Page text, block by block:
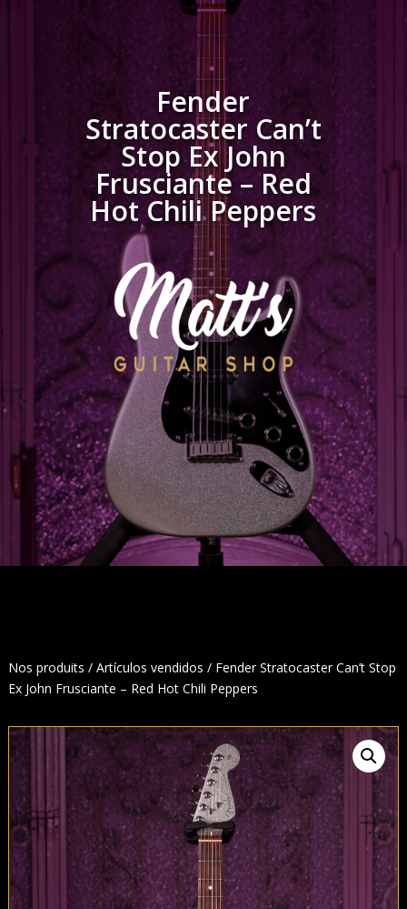
Fender
Stratocaster Can’t
Stop Ex John
Frusciante – Red
Hot Chili Peppers
Nos produits / Artículos vendidos / Fender Stratocaster Can’t Stop
Ex John Frusciante – Red Hot Chili Peppers